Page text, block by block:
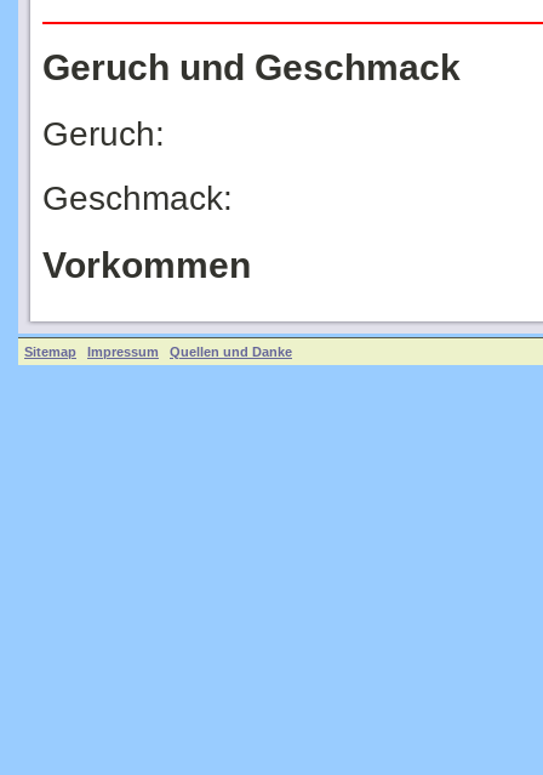
Geruch und Geschmack
Geruch:
Geschmack:
Vorkommen
Sitemap Impressum Quellen und Danke